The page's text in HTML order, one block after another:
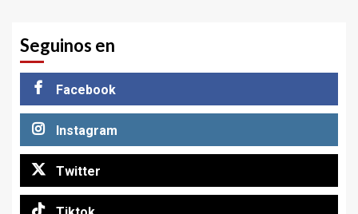
Seguinos en
Facebook
Instagram
Twitter